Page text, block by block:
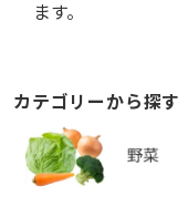
ます。
カテゴリーから探す